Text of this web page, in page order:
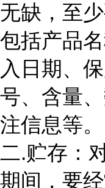
无缺，至
包括产品
入日期、
号、含量
注信息等。
二.贮存：
期间，要